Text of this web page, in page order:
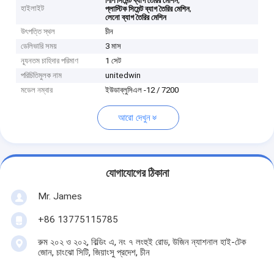
হাইলাইট
প্লাস্টিক সিমেন্ট ব্যাগ তৈরির মেশিন,
লেনো ব্যাগ তৈরির মেশিন
উৎপত্তি স্থল
চীন
ডেলিভারি সময়
3 মাস
ন্যূনতম চাহিদার পরিমাণ
1 সেট
পরিচিতিমুলক নাম
unitedwin
মডেল নম্বার
ইউডাব্লুসিএল -12 / 7200
আরো দেখুন
যোগাযোগের ঠিকানা
Mr. James
+86 13775115785
রুম ২০২ ও ২০২, বিল্ডিং এ, নং ৭ লংহুই রোড, উজিন ন্যাশনাল হাই-টেক
জোন, চাংঝো সিটি, জিয়াংসু প্রদেশ, চীন